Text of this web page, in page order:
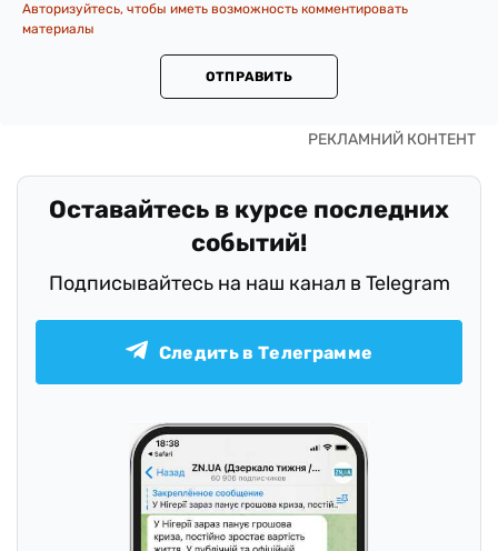
Авторизуйтесь, чтобы иметь возможность комментировать
материалы
ОТПРАВИТЬ
Оставайтесь в курсе последних
событий!
Подписывайтесь на наш канал в Telegram
Следить в Телеграмме